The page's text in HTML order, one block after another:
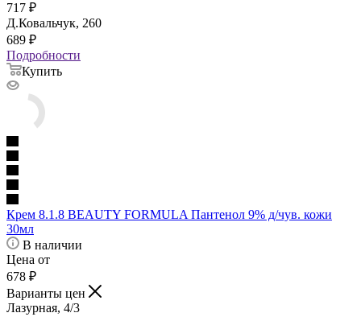
717 ₽
Д.Ковальчук, 260
689 ₽
Подробности
Купить
Крем 8.1.8 BEAUTY FORMULA Пантенол 9% д/чув. кожи
30мл
В наличии
Цена от
678 ₽
Варианты цен
Лазурная, 4/3